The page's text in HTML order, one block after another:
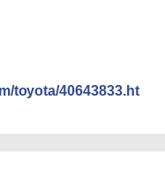
toyota/40643833.ht